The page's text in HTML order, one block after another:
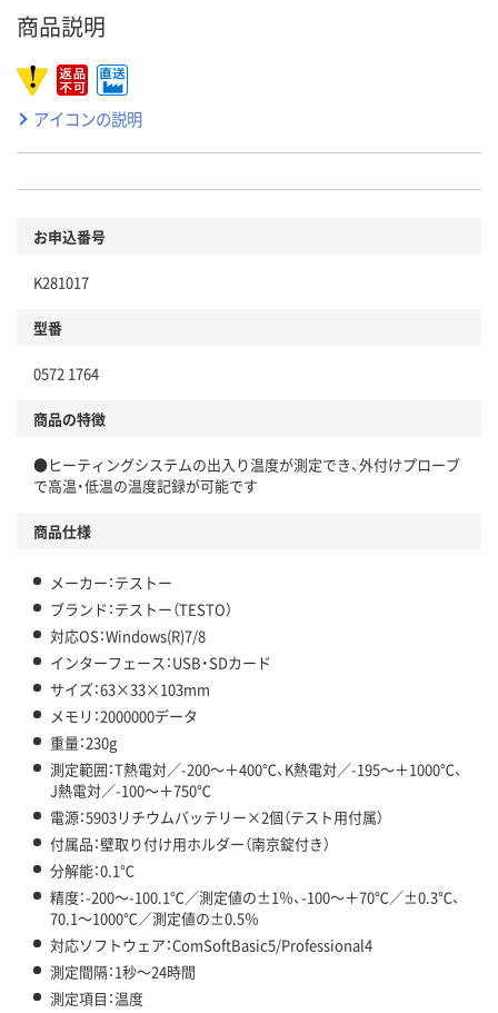
商品説明
アイコンの説明
お申込番号
K281017
型番
0572 1764
商品の特徴
●ヒーティングシステムの出入り温度が測定でき、外付けプローブ
で高温・低温の温度記録が可能です
商品仕様
メーカー：テストー
ブランド：テストー（TESTO）
対応OS：Windows(R)7/8
インターフェース：USB・SDカード
サイズ：63×33×103mm
メモリ：2000000データ
重量：230g
測定範囲：T熱電対／-200～＋400℃、K熱電対／-195～＋1000℃、
J熱電対／-100～＋750℃
電源：5903リチウムバッテリー×2個（テスト用付属）
付属品：壁取り付け用ホルダー（南京錠付き）
分解能：0.1℃
精度：-200～-100.1℃／測定値の±1％、-100～＋70℃／±0.3℃、
70.1～1000℃／測定値の±0.5％
対応ソフトウェア：ComSoftBasic5/Professional4
測定間隔：1秒～24時間
測定項目：温度